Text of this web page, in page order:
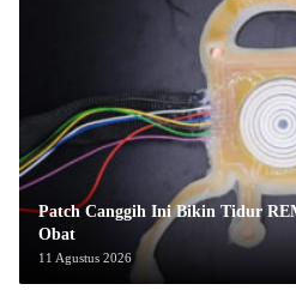
Patch Canggih Ini Bikin Tidur
Obat
11 Agustus 2026